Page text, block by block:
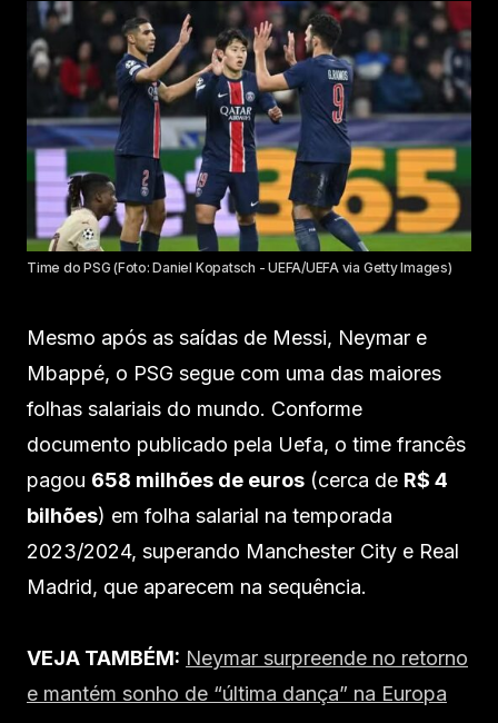
Time do PSG (Foto: Daniel Kopatsch - UEFA/UEFA via Getty Images)
Mesmo após as saídas de Messi, Neymar e
Mbappé, o PSG segue com uma das maiores
folhas salariais do mundo. Conforme
documento publicado pela Uefa, o time francês
pagou 658 milhões de euros (cerca de R$ 4
bilhões) em folha salarial na temporada
2023/2024, superando Manchester City e Real
Madrid, que aparecem na sequência.
VEJA TAMBÉM: Neymar surpreende no retorno
e mantém sonho de “última dança” na Europa